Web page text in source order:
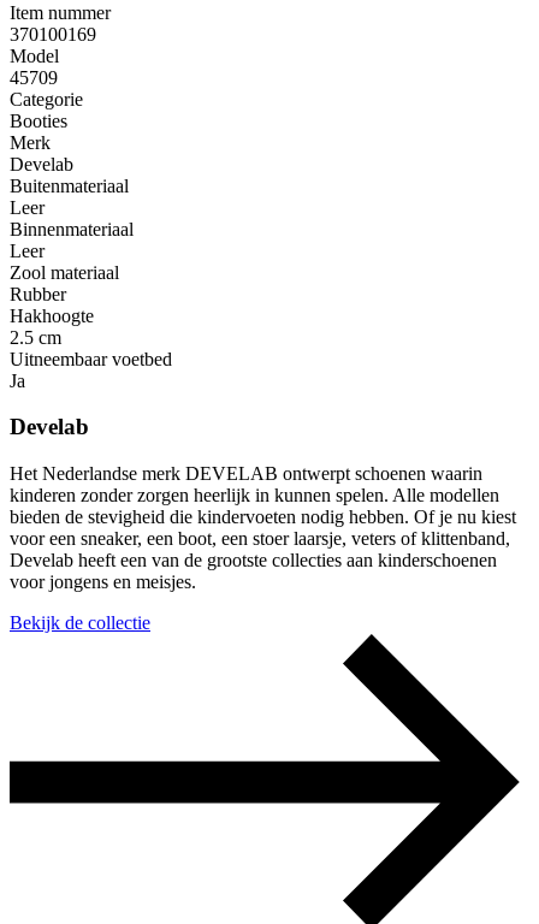
Item nummer
370100169
Model
45709
Categorie
Booties
Merk
Develab
Buitenmateriaal
Leer
Binnenmateriaal
Leer
Zool materiaal
Rubber
Hakhoogte
2.5 cm
Uitneembaar voetbed
Ja
Develab
Het Nederlandse merk DEVELAB ontwerpt schoenen waarin
kinderen zonder zorgen heerlijk in kunnen spelen. Alle modellen
bieden de stevigheid die kindervoeten nodig hebben. Of je nu kiest
voor een sneaker, een boot, een stoer laarsje, veters of klittenband,
Develab heeft een van de grootste collecties aan kinderschoenen
voor jongens en meisjes.
Bekijk de collectie